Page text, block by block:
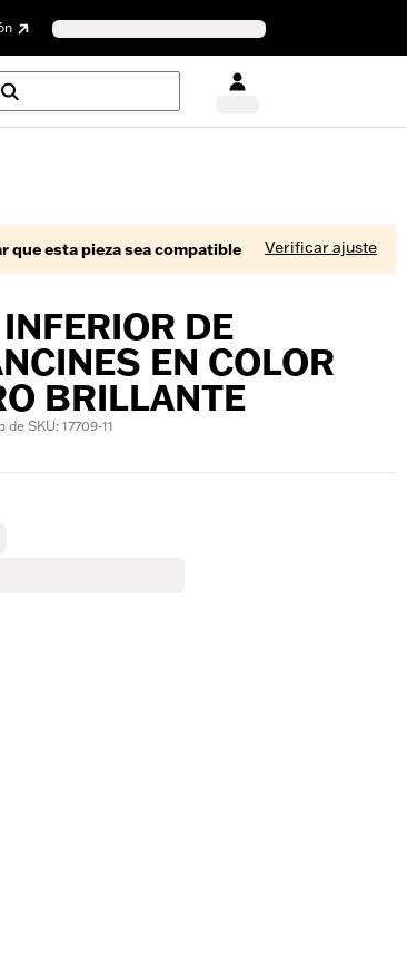
que esta pieza sea compatible Verificar ajuste
DE
EN COLOR
BRILLANTE
SKU: 17709-11